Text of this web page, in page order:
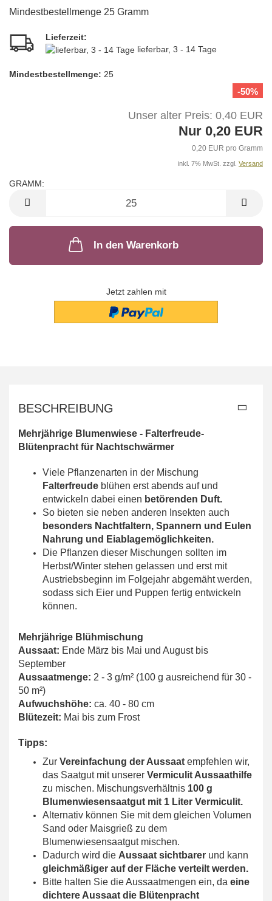
Mindestbestellmenge 25 Gramm
Lieferzeit:
lieferbar, 3 - 14 Tage
Mindest­bestellmenge: 25
-50%
Unser alter Preis: 0,40 EUR
Nur 0,20 EUR
0,20 EUR pro Gramm
inkl. 7% MwSt. zzgl. Versand
GRAMM:
In den Warenkorb
Jetzt zahlen mit
BESCHREIBUNG
Mehrjährige Blumenwiese - Falterfreude-
Blütenpracht für Nachtschwärmer
Viele Pflanzenarten in der Mischung
Falterfreude blühen erst abends auf und
entwickeln dabei einen betörenden Duft.
So bieten sie neben anderen Insekten auch
besonders Nachtfaltern, Spannern und Eulen
Nahrung und Eiablagemöglichkeiten.
Die Pflanzen dieser Mischungen sollten im
Herbst/Winter stehen gelassen und erst mit
Austriebsbeginn im Folgejahr abgemäht werden,
sodass sich Eier und Puppen fertig entwickeln
können.
Mehrjährige Blühmischung
Aussaat: Ende März bis Mai und August bis
September
Aussaatmenge: 2 - 3 g/m² (100 g ausreichend für 30 -
50 m²)
Aufwuchshöhe: ca. 40 - 80 cm
Blütezeit: Mai bis zum Frost
Tipps:
Zur Vereinfachung der Aussaat empfehlen wir,
das Saatgut mit unserer Vermiculit Aussaathilfe
zu mischen. Mischungsverhältnis 100 g
Blumenwiesensaatgut mit 1 Liter Vermiculit.
Alternativ können Sie mit dem gleichen Volumen
Sand oder Maisgrieß zu dem
Blumenwiesensaatgut mischen.
Dadurch wird die Aussaat sichtbarer und kann
gleichmäßiger auf der Fläche verteilt werden.
Bitte halten Sie die Aussaatmengen ein, da eine
dichtere Aussaat die Blütenpracht